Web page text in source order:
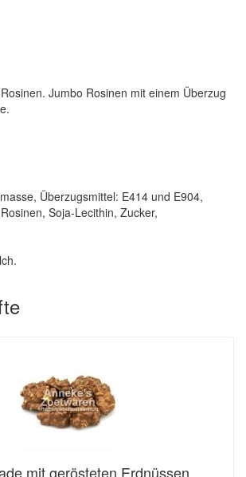
Jumbo Rosinen mit einem Überzug
Überzugsmittel: E414 und E904,
Soja-Lecithin, Zucker,
mit gerösteten Erdnüssen